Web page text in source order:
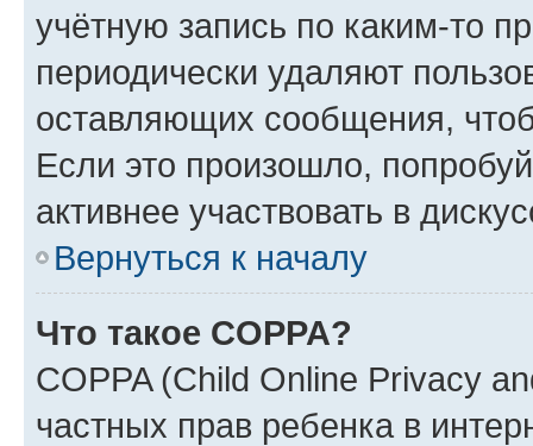
учётную запись по каким-то
периодически удаляют
оставляющих сообщения,
Если это произошло,
активнее участвовать в
Вернуться к началу
Что такое COPPA?
COPPA (Child Online Privacy
частных прав ребенка в